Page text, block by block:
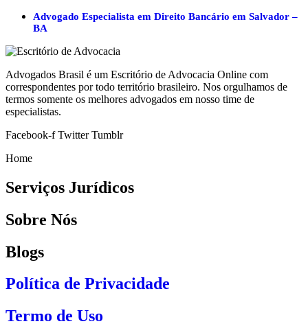
Advogado Especialista em Direito Bancário em Salvador –
BA
Advogados Brasil é um Escritório de Advocacia Online com
correspondentes por todo território brasileiro. Nos orgulhamos de
termos somente os melhores advogados em nosso time de
especialistas.
Facebook-f Twitter Tumblr
Home
Serviços Jurídicos
Sobre Nós
Blogs
Política de Privacidade
Termo de Uso